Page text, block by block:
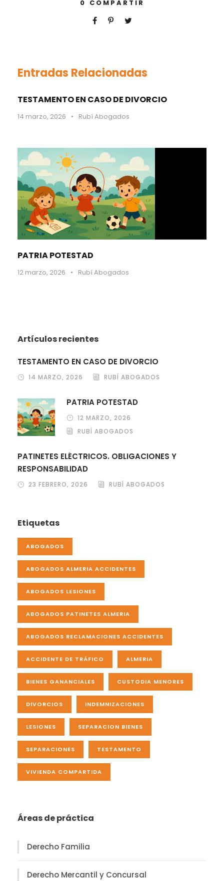
0 COMPARTIR
Entradas Relacionadas
TESTAMENTO EN CASO DE DIVORCIO
14 marzo, 2026 • Rubí Abogados
PATRIA POTESTAD
12 marzo, 2026 • Rubí Abogados
Artículos recientes
TESTAMENTO EN CASO DE DIVORCIO
14 MARZO, 2026 RUBÍ ABOGADOS
PATRIA POTESTAD
12 MARZO, 2026
RUBÍ ABOGADOS
PATINETES ELÉCTRICOS. OBLIGACIONES Y
RESPONSABILIDAD
23 FEBRERO, 2026 RUBÍ ABOGADOS
Etiquetas
ABOGADOS
ABOGADOS ALMERIA ACCIDENTES
ABOGADOS LESIONES
ABOGADOS PATINETES ALMERIA
ABOGADOS RECLAMACIONES ACCIDENTES
ACCIDENTE DE TRÁFICO ALMERIA
BIENES GANANCIALES CUSTODIA MENORES
DIVORCIOS INDEMNIZACIONES
LESIONES SEPARACION BIENES
SEPARACIONES TESTAMENTO
VIVIENDA COMPARTIDA
Áreas de práctica
Derecho Familia
Derecho Mercantil y Concursal